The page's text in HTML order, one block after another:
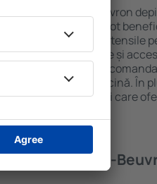
în Lamotte-Beuvron
de stele. Oaspeții pot
aer condiționat, ustensile
şi a cafelei, prosoape și
parcare gratuită, pot
un hotel cu piscină. În
la proprietăți care
în Lamotte-